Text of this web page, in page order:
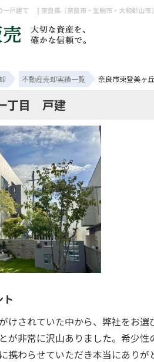
不動産売却実績一覧 奈良市東登美ヶ
丁目 戸建
けされていた中から、弊社をお
が非常に沢山ありました。希少
携わらせていただき本当にありが